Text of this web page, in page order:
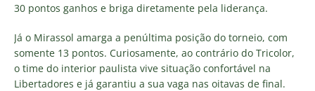
30 pontos ganhos e briga diretamente pela liderança.
Já o Mirassol amarga a penúltima posição do torneio, com
somente 13 pontos. Curiosamente, ao contrário do Tricolor,
o time do interior paulista vive situação confortável na
Libertadores e já garantiu a sua vaga nas oitavas de final.